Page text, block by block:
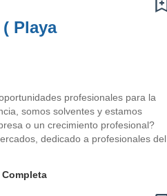
Playa
profesionales para la
somos solventes y estamos
o un crecimiento profesional?
dedicado a profesionales del